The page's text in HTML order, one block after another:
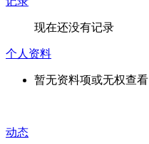
现在还没有记录
个人资料
暂无资料项或无权查看
动态